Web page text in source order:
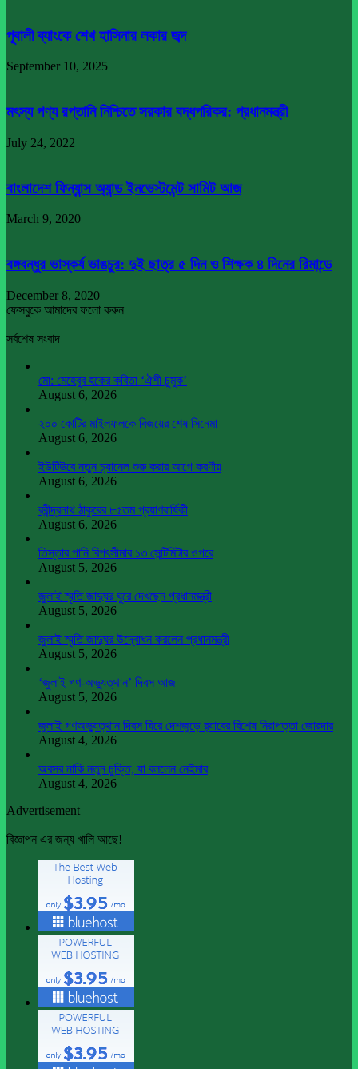
পূবালী ব্যাংকে শেখ হাসিনার লকার জব্দ
September 10, 2025
মৎস্য পণ্য রপ্তানি নিশ্চিতে সরকার বদ্ধপরিকর: প্রধানমন্ত্রী
July 24, 2022
বাংলাদেশ ফিন্যান্স অ্যান্ড ইনভেস্টমেন্ট সামিট আজ
March 9, 2020
বঙ্গবন্ধুর ভাস্কর্য ভাঙচুর: দুই ছাত্র ৫ দিন ও শিক্ষক ৪ দিনের রিমান্ডে
December 8, 2020
ফেসবুকে আমাদের ফলো করুন
সর্বশেষ সংবাদ
মো: মেহেবুব হকের কবিতা ‘ঐশী চুমুক’
August 6, 2026
২০০ কোটির মাইলফলকে বিজয়ের শেষ সিনেমা
August 6, 2026
ইউটিউবে নতুন চ্যানেল শুরু করার আগে করণীয়
August 6, 2026
রবীন্দ্রনাথ ঠাকুরের ৮৫তম প্রয়াণবার্ষিকী
August 6, 2026
তিস্তার পানি বিপৎসীমার ১৩ সেন্টিমিটার ওপরে
August 5, 2026
জুলাই স্মৃতি জাদুঘর ঘুরে দেখছেন প্রধানমন্ত্রী
August 5, 2026
জুলাই স্মৃতি জাদুঘর উদ্বোধন করলেন প্রধানমন্ত্রী
August 5, 2026
‘জুলাই গণ-অভ্যুত্থান’ দিবস আজ
August 5, 2026
জুলাই গণঅভ্যুত্থান দিবস ঘিরে দেশজুড়ে র‌্যাবের বিশেষ নিরাপত্তা জোরদার
August 4, 2026
অবসর নাকি নতুন চুক্তি, যা বললেন নেইমার
August 4, 2026
Advertisement
বিজ্ঞাপন এর জন্য খালি আছে!